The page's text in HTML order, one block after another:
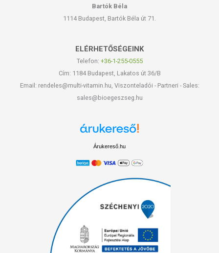
Bartók Béla
1114 Budapest, Bartók Béla út 71.
ELÉRHETŐSÉGEINK
Telefon: +36-1-255-0555
Cím: 1184 Budapest, Lakatos út 36/B
Email: rendeles@multi-vitamin.hu, Viszonteladói - Partneri - Sales:
sales@bioegeszseg.hu
Árukereső.hu